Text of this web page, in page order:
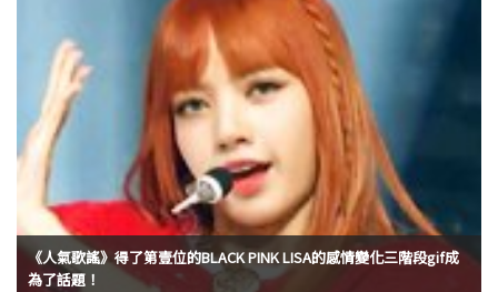
《人氣歌謠》得了第壹位的BLACK PINK LISA的感情變化三階段gif成
為了話題！